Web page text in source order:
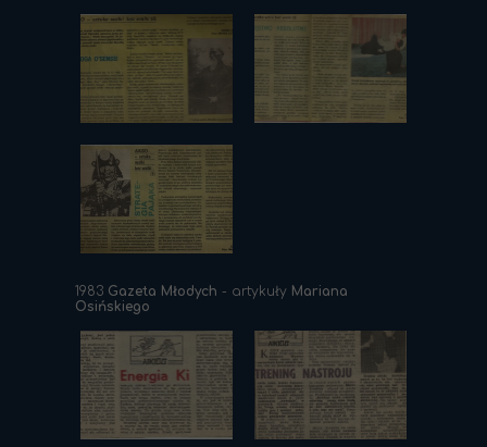
1983 Gazeta Młodych - artykuły Mariana
Osińskiego